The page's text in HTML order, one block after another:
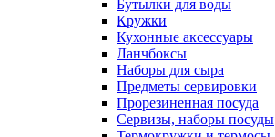
Бутылки для воды
Кружки
Кухонные аксессуары
Ланчбоксы
Наборы для сыра
Предметы сервировки
Прорезиненная посуда
Сервизы, наборы посуды